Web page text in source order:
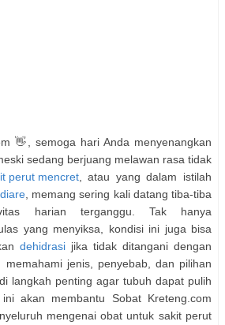
👋, semoga hari Anda menyenangkan
sedang berjuang melawan rasa tidak
perut mencret, atau yang dalam istilah
diare, memang sering kali datang tiba-tiba
harian terganggu. Tak hanya
yang menyiksa, kondisi ini juga bisa
dehidrasi jika tidak ditangani dengan
jenis, penyebab, dan pilihan
langkah penting agar tubuh dapat pulih
akan membantu Sobat Kreteng.com
mengenai obat untuk sakit perut